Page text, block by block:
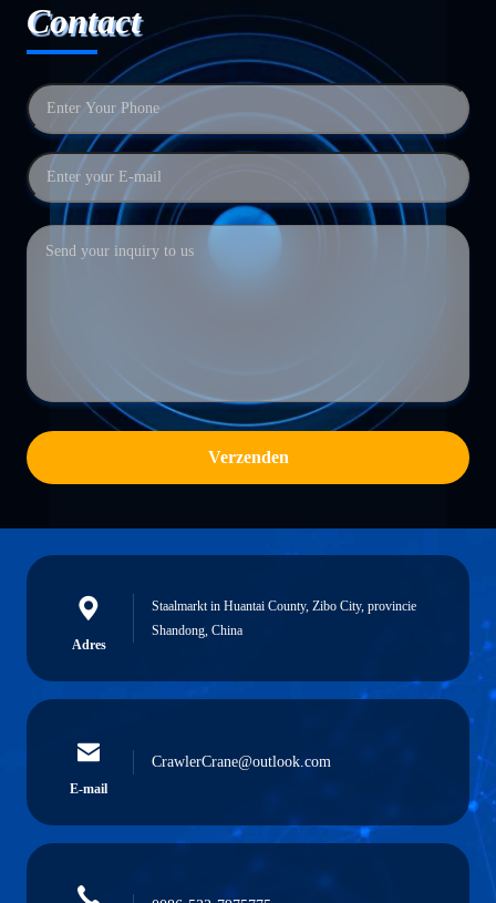
Contact
Verzenden
Adres
Staalmarkt in Huantai County, Zibo City, provincie
Shandong, China
E-mail
CrawlerCrane@outlook.com